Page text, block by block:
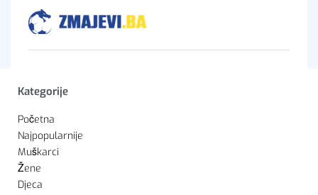
Kategorije
Početna
Najpopularnije
Muškarci
Žene
Djeca